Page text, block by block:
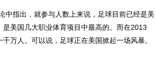
指出，就参与人数上来说，足球目前已经是美
美国几大职业体育项目中最高的。而在2013
万人。可以说，足球正在美国掀起一场风暴。